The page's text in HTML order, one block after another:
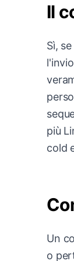
Il
Sì,
più
cold
Un
o